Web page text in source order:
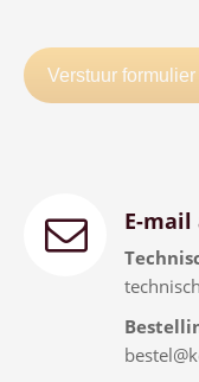
Verstuur formulier
E-mail